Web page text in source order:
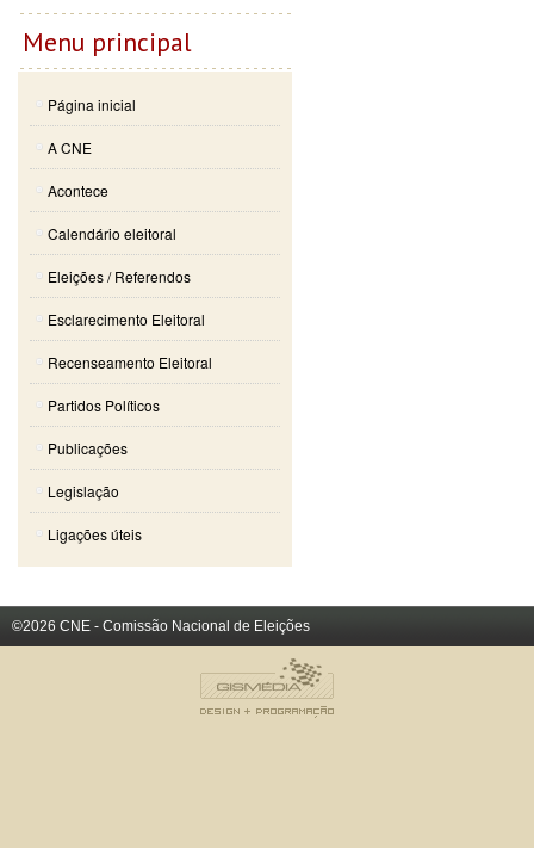
Menu principal
Página inicial
A CNE
Acontece
Calendário eleitoral
Eleições / Referendos
Esclarecimento Eleitoral
Recenseamento Eleitoral
Partidos Políticos
Publicações
Legislação
Ligações úteis
©2026 CNE - Comissão Nacional de Eleições